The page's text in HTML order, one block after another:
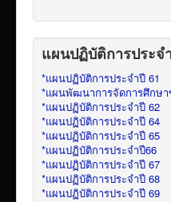
แผนปฏิบัติการประจ
*แผนปฏิบัติการประจำปี 61
*แผนพัฒนาการจัดการศึกษา
*แผนปฏิบัติการประจำปี 62
*แผนปฏิบัติการประจำปี 64
*แผนปฏิบัติการประจำปี 65
*แผนปฏิบัติการประจำปี66
*แผนปฏิบัติการประจำปี 67
*แผนปฏิบัติการประจำปี 68
*แผนปฏิบัติการประจำปี 69